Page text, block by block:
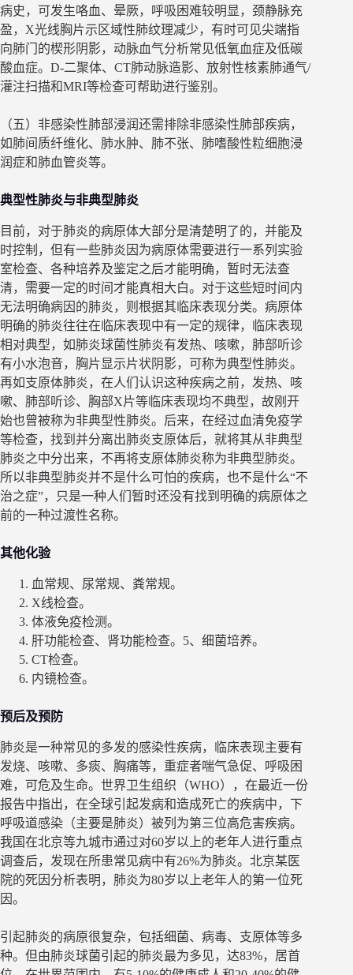
病史，可发生咯血、晕厥，呼吸困难较明显，颈静脉充
盈，X光线胸片示区域性肺纹理减少，有时可见尖端指
向肺门的楔形阴影，动脉血气分析常见低氧血症及低碳
酸血症。D-二聚体、CT肺动脉造影、放射性核素肺通气/
灌注扫描和MRI等检查可帮助进行鉴别。
（五）非感染性肺部浸润还需排除非感染性肺部疾病，
如肺间质纤维化、肺水肿、肺不张、肺嗜酸性粒细胞浸
润症和肺血管炎等。
典型性肺炎与非典型肺炎
目前，对于肺炎的病原体大部分是清楚明了的，并能及
时控制，但有一些肺炎因为病原体需要进行一系列实验
室检查、各种培养及鉴定之后才能明确，暂时无法查
清，需要一定的时间才能真相大白。对于这些短时间内
无法明确病因的肺炎，则根据其临床表现分类。病原体
明确的肺炎往往在临床表现中有一定的规律，临床表现
相对典型，如肺炎球菌性肺炎有发热、咳嗽，肺部听诊
有小水泡音，胸片显示片状阴影，可称为典型性肺炎。
再如支原体肺炎，在人们认识这种疾病之前，发热、咳
嗽、肺部听诊、胸部X片等临床表现均不典型，故刚开
始也曾被称为非典型性肺炎。后来，在经过血清免疫学
等检查，找到并分离出肺炎支原体后，就将其从非典型
肺炎之中分出来，不再将支原体肺炎称为非典型肺炎。
所以非典型肺炎并不是什么可怕的疾病，也不是什么“不
治之症”，只是一种人们暂时还没有找到明确的病原体之
前的一种过渡性名称。
其他化验
血常规、尿常规、粪常规。
X线检查。
体液免疫检测。
肝功能检查、肾功能检查。5、细菌培养。
CT检查。
内镜检查。
预后及预防
肺炎是一种常见的多发的感染性疾病，临床表现主要有
发烧、咳嗽、多痰、胸痛等，重症者喘气急促、呼吸困
难，可危及生命。世界卫生组织（WHO），在最近一份
报告中指出，在全球引起发病和造成死亡的疾病中，下
呼吸道感染（主要是肺炎）被列为第三位高危害疾病。
我国在北京等九城市通过对60岁以上的老年人进行重点
调查后，发现在所患常见病中有26%为肺炎。北京某医
院的死因分析表明，肺炎为80岁以上老年人的第一位死
因。
引起肺炎的病原很复杂，包括细菌、病毒、支原体等多
种。但由肺炎球菌引起的肺炎最为多见，达83%，居首